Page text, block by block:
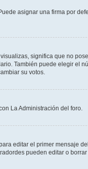
asignar una firma por
significa que no
También puede elegir el
su votos.
La Administración del foro.
editar el primer mensaje
pueden editar o